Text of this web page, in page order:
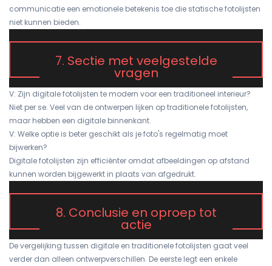
communicatie een emotionele betekenis toe die statische fotolijsten
niet kunnen bieden.
7. Sectie met veelgestelde
vragen
V: Zijn digitale fotolijsten te modern voor een traditioneel interieur?
Niet per se. Veel van de ontwerpen lijken op traditionele fotolijsten,
maar hebben een digitale binnenkant.
V: Welke optie is beter geschikt als je foto's regelmatig moet
bijwerken?
Digitale fotolijsten zijn efficiënter omdat afbeeldingen op afstand
kunnen worden bijgewerkt in plaats van afgedrukt.
8. Conclusie en oproep tot
actie
De vergelijking tussen digitale en traditionele fotolijsten gaat veel
verder dan alleen ontwerpverschillen. De eerste legt een enkele